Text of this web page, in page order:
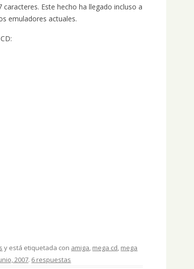
Este hecho ha llegado incluso a
emuladores actuales.
y está etiquetada con amiga, mega cd, mega
2007. 6 respuestas